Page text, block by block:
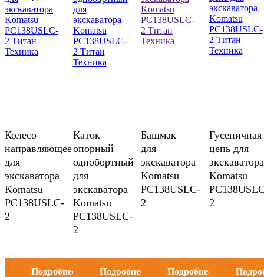
Колесо
направляющее
для
экскаватора
Komatsu
PC138USLC-
2
Подробнее
Каток
опорный
однобортный
для
экскаватора
Komatsu
PC138USLC-
2
Подробнее
Башмак
для
экскаватора
Komatsu
PC138USLC-
2
Подробнее
Гусеничная
цепь для
экскаватора
Komatsu
2